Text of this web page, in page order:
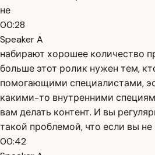
не
00:28
Speaker A
набирают хорошее количество
больше этот ролик нужен тем,
помогающими специалистами,
какими-то внутренними
вам делать контент. И вы
такой проблемой, что если вы
00:42